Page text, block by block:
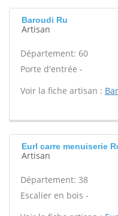
Baroudi Ru
Artisan
Département: 60
Porte d'entrée -
Voir la fiche artisan :
Eurl carre menuiserie
Artisan
Département: 38
Escalier en bois -